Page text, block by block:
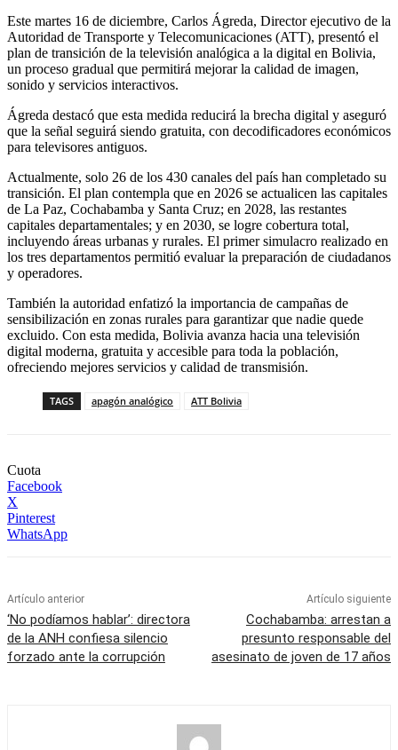
Este martes 16 de diciembre, Carlos Ágreda, Director ejecutivo de la
Autoridad de Transporte y Telecomunicaciones (ATT), presentó el
plan de transición de la televisión analógica a la digital en Bolivia,
un proceso gradual que permitirá mejorar la calidad de imagen,
sonido y servicios interactivos.
Ágreda destacó que esta medida reducirá la brecha digital y aseguró
que la señal seguirá siendo gratuita, con decodificadores económicos
para televisores antiguos.
Actualmente, solo 26 de los 430 canales del país han completado su
transición. El plan contempla que en 2026 se actualicen las capitales
de La Paz, Cochabamba y Santa Cruz; en 2028, las restantes
capitales departamentales; y en 2030, se logre cobertura total,
incluyendo áreas urbanas y rurales. El primer simulacro realizado en
los tres departamentos permitió evaluar la preparación de ciudadanos
y operadores.
También la autoridad enfatizó la importancia de campañas de
sensibilización en zonas rurales para garantizar que nadie quede
excluido. Con esta medida, Bolivia avanza hacia una televisión
digital moderna, gratuita y accesible para toda la población,
ofreciendo mejores servicios y calidad de transmisión.
TAGS apagón analógico ATT Bolivia
Cuota
Facebook
X
Pinterest
WhatsApp
Artículo anterior
‘No podíamos hablar’: directora
de la ANH confiesa silencio
forzado ante la corrupción
Artículo siguiente
Cochabamba: arrestan a
presunto responsable del
asesinato de joven de 17 años